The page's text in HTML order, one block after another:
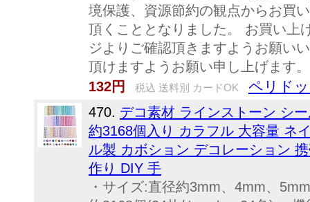
境保護、資源節約の観点からお買
頂くこととなりました。 お買い上
ジよりご確認頂きますようお願い
頂けますようお願い申し上げます。
132円
税込 送料別 カードOK ペリド
470. デコ素材 ラインストーン シ
約3168個入り カラフル 大容量 ネ
ル製 カボション デコレーション
作り DIY 手
・サイズ:直径約3mm、4mm、